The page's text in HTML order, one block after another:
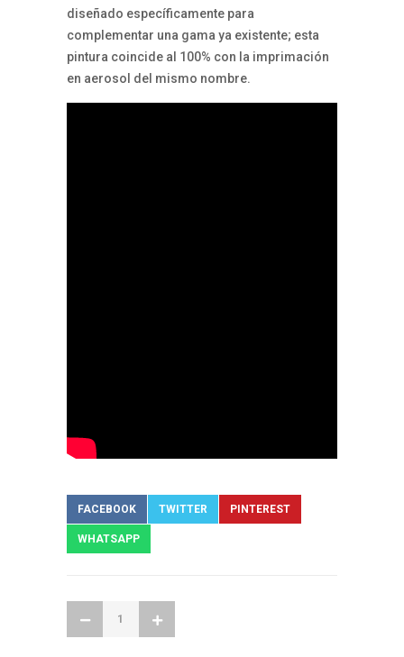
diseñado específicamente para
complementar una gama ya existente; esta
pintura coincide al 100% con la imprimación
en aerosol del mismo nombre.
FACEBOOK TWITTER PINTEREST
WHATSAPP